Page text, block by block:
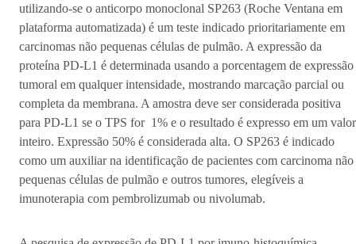
utilizando-se o anticorpo monoclonal SP263 (Roche Ventana em
plataforma automatizada) é um teste indicado prioritariamente em
carcinomas não pequenas células de pulmão. A expressão da
proteína PD-L1 é determinada usando a porcentagem de expressão
tumoral em qualquer intensidade, mostrando marcação parcial ou
completa da membrana. A amostra deve ser considerada positiva
para PD-L1 se o TPS for 1% e o resultado é expresso em um valor
inteiro. Expressão 50% é considerada alta. O SP263 é indicado
como um auxiliar na identificação de pacientes com carcinoma não
pequenas células de pulmão e outros tumores, elegíveis a
imunoterapia com pembrolizumab ou nivolumab.